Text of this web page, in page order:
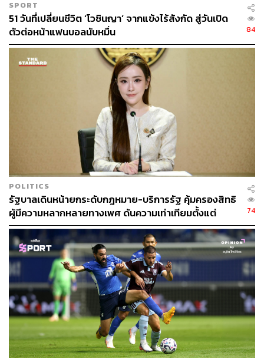
SPORT
51 วันที่เปลี่ยนชีวิต ‘โวซินญา’ จากแข้งไร้สังกัด สู่วันเปิด
ตัวต่อหน้าแฟนบอลนับหมื่น
84
POLITICS
รัฐบาลเดินหน้ายกระดับกฎหมาย-บริการรัฐ คุ้มครองสิทธิ
ผู้มีความหลากหลายทางเพศ ดันความเท่าเทียมตั้งแต่
หลักสูตรในห้องเรียนถึงที่ทำงาน
74